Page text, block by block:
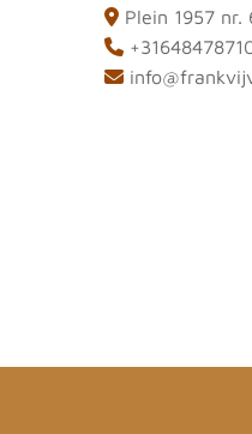
 Plein 1957 nr.

